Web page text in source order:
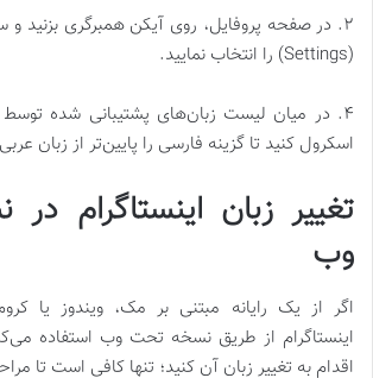
۲. در صفحه پروفایل، روی آیکن همبرگری بزنید
(Settings) را انتخاب نمایید.
۴. در میان لیست زبان‌های پشتیبانی شده توسط
اسکرول کنید تا گزینه فارسی را پایین‌تر از زبان
تغییر زبان اینستاگرام
وب
اگر از یک رایانه مبتنی بر مک، ویندوز یا
اینستاگرام از طریق نسخه تحت وب استفاده
اقدام به تغییر زبان آن کنید؛ تنها کافی است تا